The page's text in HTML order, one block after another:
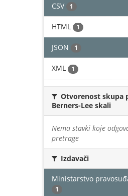
CSV 1
HTML 1
JSON 1
XML 1
Otvorenost skupa
Berners-Lee skali
Nema stavki koje
pretrage
Izdavači
Ministarstvo
1